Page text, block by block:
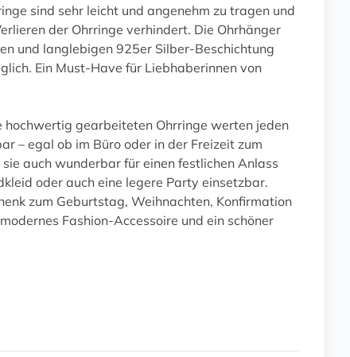
sind sehr leicht und angenehm zu tragen und
der Ohrringe verhindert. Die Ohrhänger
und langlebigen 925er Silber-Beschichtung
Ein Must-Have für Liebhaberinnen von
hochwertig gearbeiteten Ohrringe werten jeden
– egal ob im Büro oder in der Freizeit zum
auch wunderbar für einen festlichen Anlass
oder auch eine legere Party einsetzbar.
zum Geburtstag, Weihnachten, Konfirmation
Fashion-Accessoire und ein schöner